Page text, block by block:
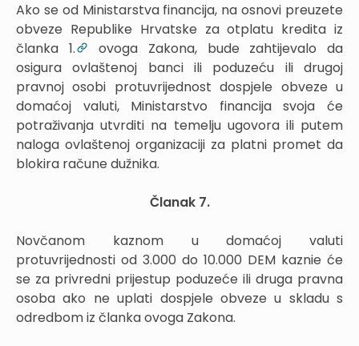
Ako se od Ministarstva financija, na osnovi preuzete
obveze Republike Hrvatske za otplatu kredita iz
članka 1.
ovoga Zakona, bude zahtijevalo da
osigura ovlaštenoj banci ili poduzeću ili drugoj
pravnoj osobi protuvrijednost dospjele obveze u
domaćoj valuti, Ministarstvo financija svoja će
potraživanja utvrditi na temelju ugovora ili putem
naloga ovlaštenoj organizaciji za platni promet da
blokira račune dužnika.
Članak 7.
Novčanom kaznom u domaćoj valuti
protuvrijednosti od 3.000 do 10.000 DEM kaznie će
se za privredni prijestup poduzeće ili druga pravna
osoba ako ne uplati dospjele obveze u skladu s
odredbom iz članka ovoga Zakona.